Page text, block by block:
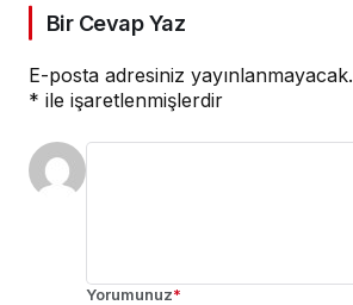
Bir Cevap Yaz
E-posta adresiniz yayınlanmayacak.
* ile işaretlenmişlerdir
Yorumunuz*